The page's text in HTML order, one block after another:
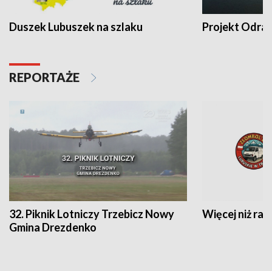
Duszek Lubuszek na szlaku Projekt Odra
REPORTAŻE
32. Piknik Lotniczy Trzebicz Nowy
Gmina Drezdenko
Więcej niż rajd